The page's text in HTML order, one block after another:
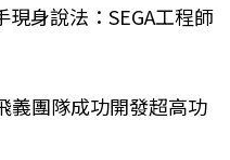
身說法：SEGA工程師
義團隊成功開發超高功